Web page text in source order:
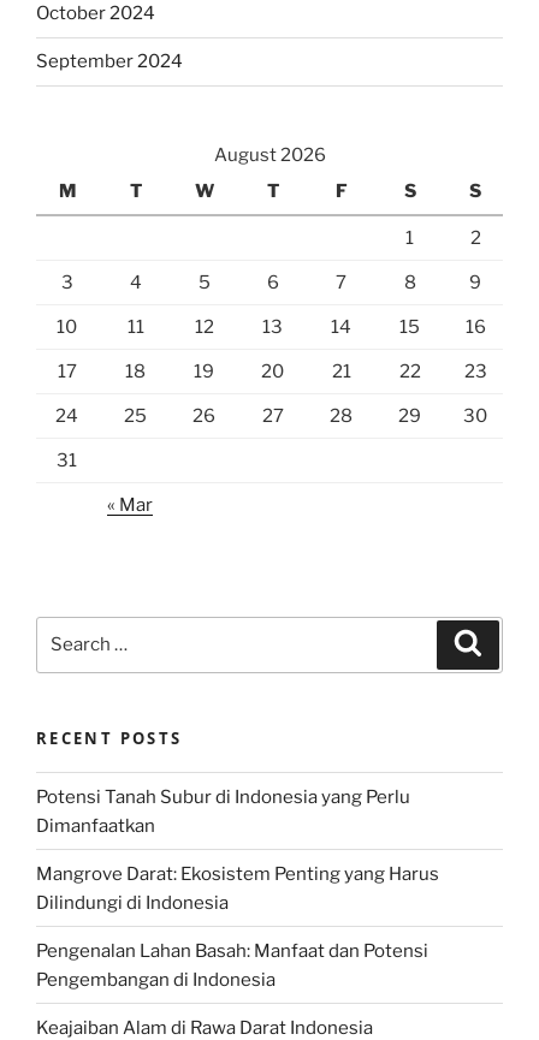
October 2024
September 2024
August 2026
M
T W T F S S
1 2
3 4 5 6 7 8 9
10 11 12 13 14 15 16
17 18 19 20 21 22 23
24 25 26 27 28 29 30
31
« Mar
RECENT POSTS
Potensi Tanah Subur di Indonesia yang Perlu
Dimanfaatkan
Mangrove Darat: Ekosistem Penting yang Harus
Dilindungi di Indonesia
Pengenalan Lahan Basah: Manfaat dan Potensi
Pengembangan di Indonesia
Keajaiban Alam di Rawa Darat Indonesia